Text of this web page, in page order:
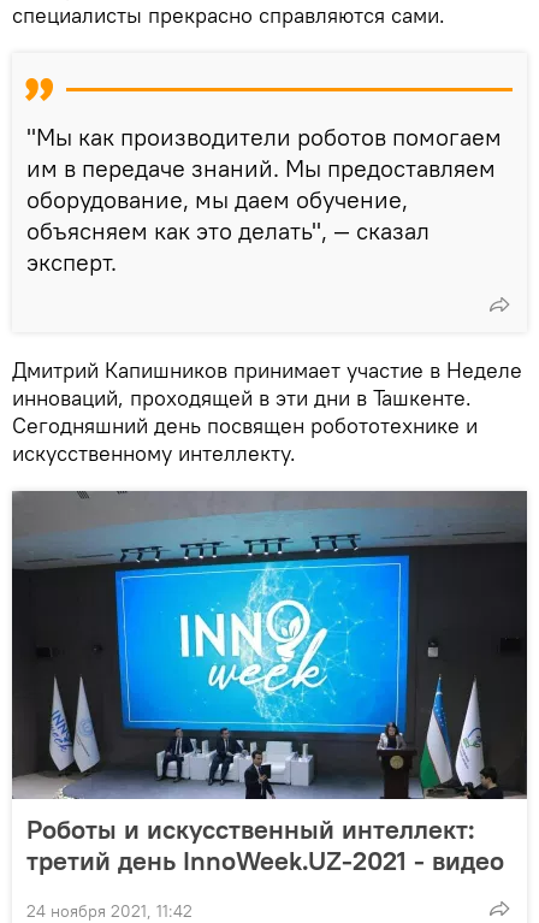
специалисты прекрасно справляются сами.
"Мы как производители роботов помогаем
им в передаче знаний. Мы предоставляем
оборудование, мы даем обучение,
объясняем как это делать", — сказал
эксперт.
Дмитрий Капишников принимает участие в Неделе
инноваций, проходящей в эти дни в Ташкенте.
Сегодняшний день посвящен робототехнике и
искусственному интеллекту.
Роботы и искусственный интеллект:
третий день InnoWeek.UZ-2021 - видео
24 ноября 2021, 11:42